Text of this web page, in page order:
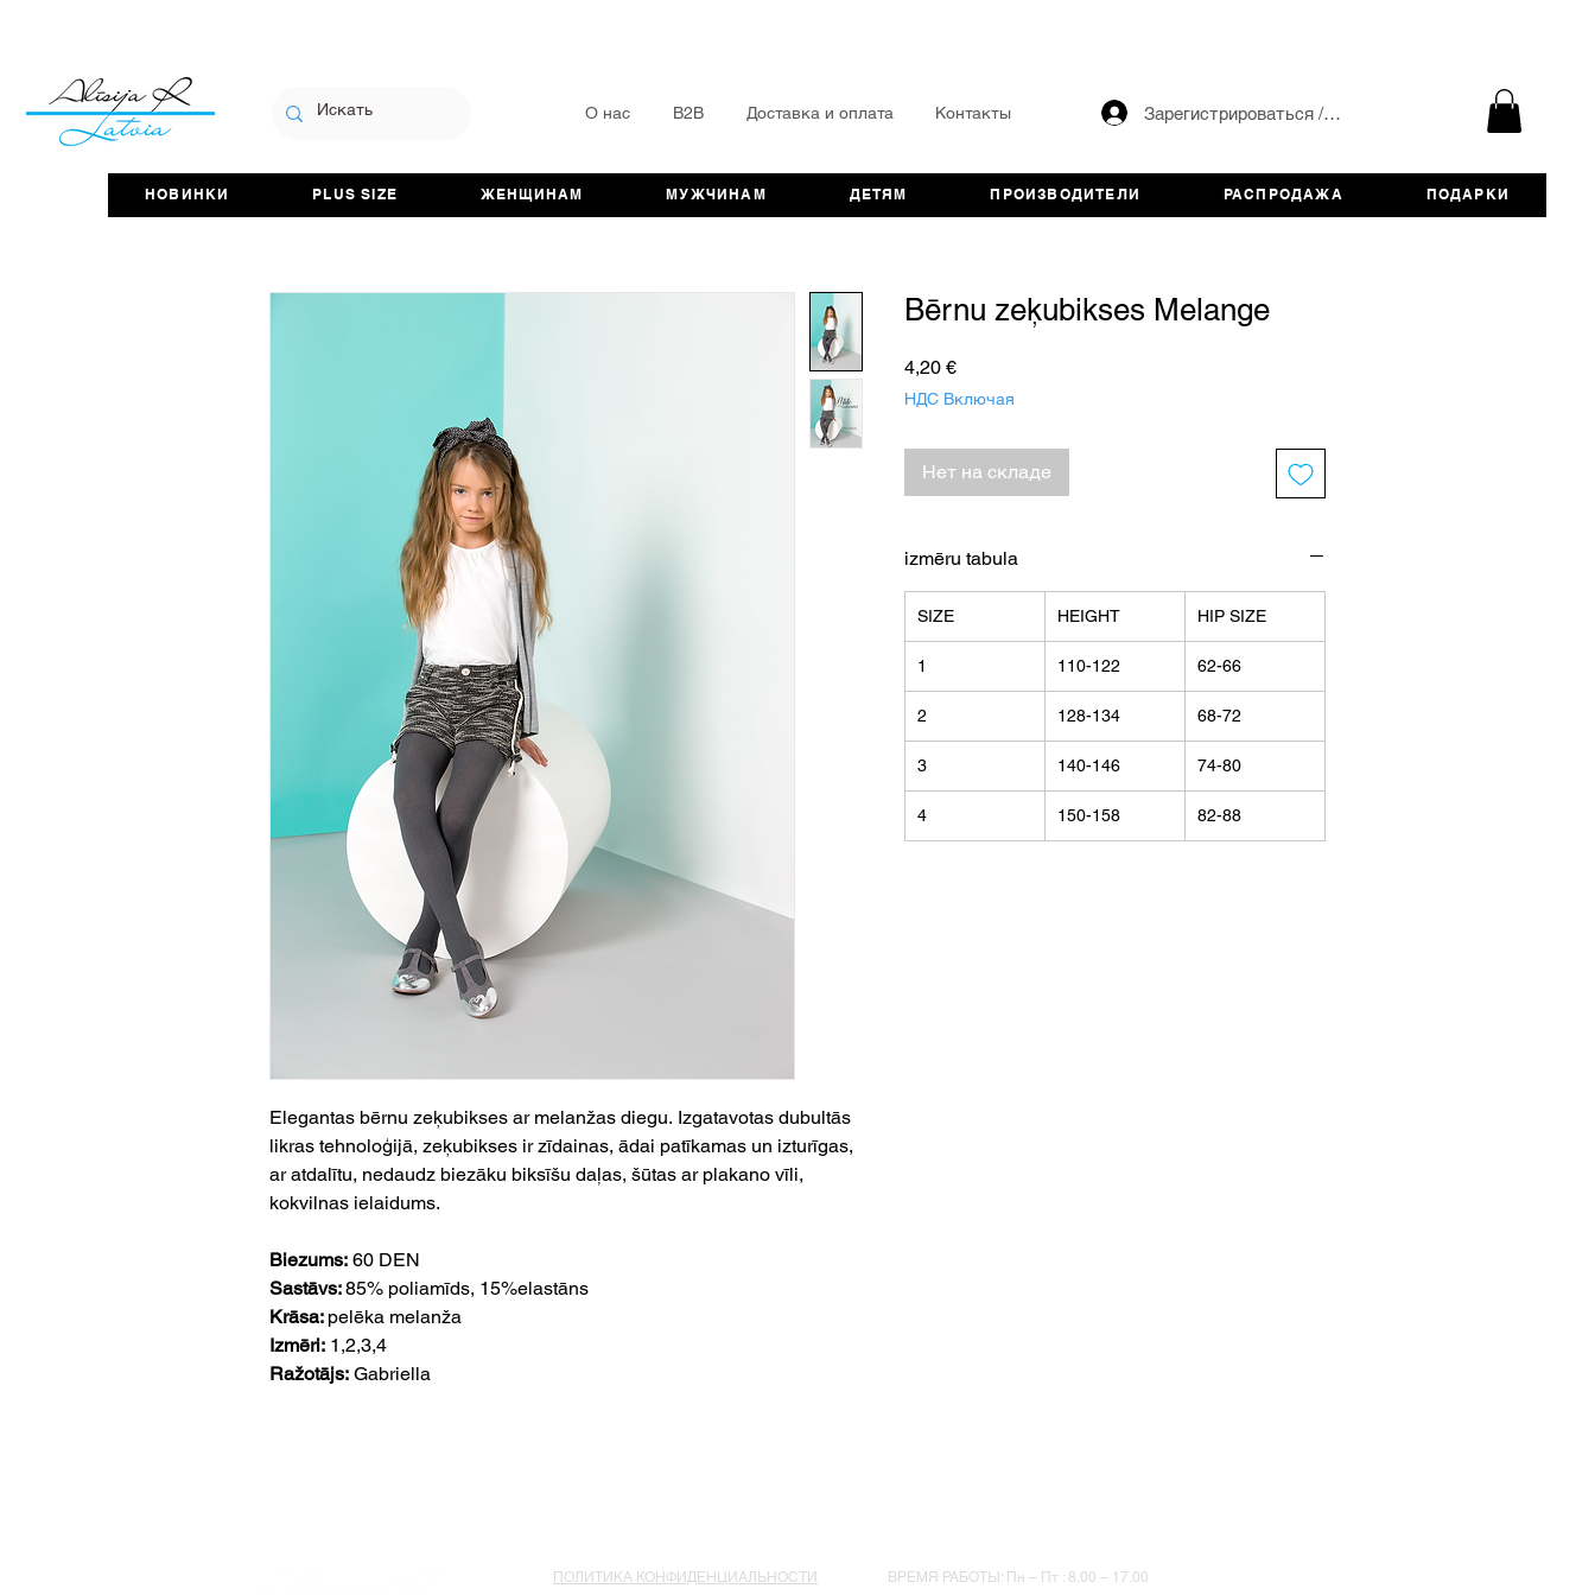
О нас B2B Доставка и оплата Контакты Зарегистрироваться / авторизоваться
НОВИНКИ PLUS SIZE ЖЕНЩИНАМ МУЖЧИНАМ ДЕТЯМ ПРОИЗВОДИТЕЛИ РАСПРОДАЖА ПОДАРКИ
Elegantas bērnu zeķubikses ar melanžas diegu. Izgatavotas dubultās
likras tehnoloģijā, zeķubikses ir zīdainas, ādai patīkamas un izturīgas,
ar atdalītu, nedaudz biezāku biksīšu daļas, šūtas ar plakano vīli,
kokvilnas ielaidums.
Biezums: 60 DEN
Sastāvs:85% poliamīds, 15%elastāns
Krāsa: pelēka melanža
Izmēri: 1,2,3,4
Ražotājs: Gabriella
Bērnu zeķubikses Melange
4,20 €Цена
НДС Включая
Нет на складе
izmēru tabula
SIZE HEIGHT HIP SIZE
1 110-122 62-66
2 128-134 68-72
3 140-146 74-80
4 150-158 82-88
ПОЛИТИКА КОНФИДЕНЦИАЛЬНОСТИ ВРЕМЯ РАБОТЫ: Пн – Пт : 8.00 – 17.00